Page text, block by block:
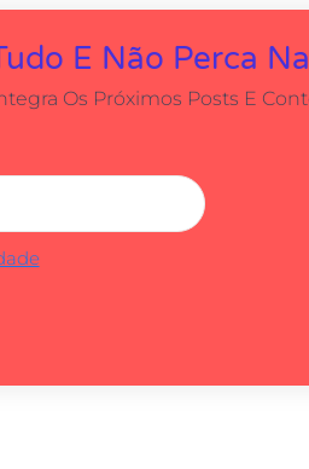
E Não Perca
Os Próximos Posts E